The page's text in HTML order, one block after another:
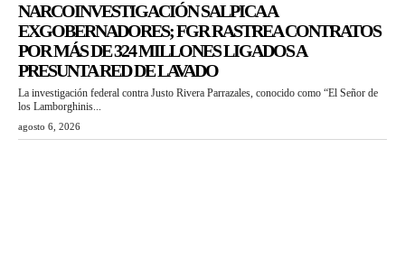
NARCOINVESTIGACIÓN SALPICA A
EXGOBERNADORES; FGR RASTREA CONTRATOS
POR MÁS DE 324 MILLONES LIGADOS A
PRESUNTA RED DE LAVADO
La investigación federal contra Justo Rivera Parrazales, conocido como “El Señor de
los Lamborghinis...
agosto 6, 2026